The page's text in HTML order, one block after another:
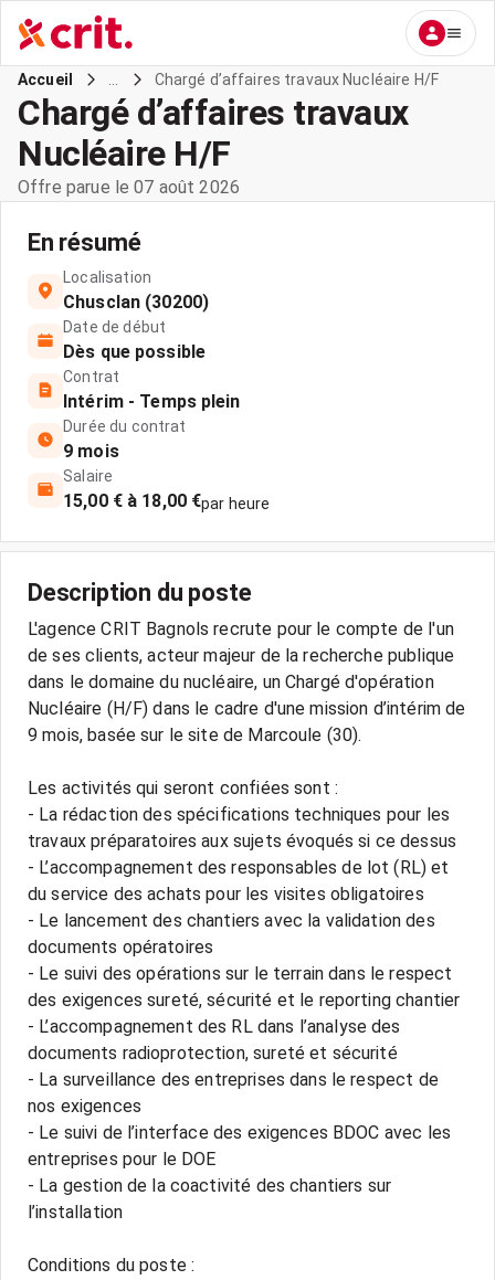
Accueil Chargé d’affaires travaux Nucléaire H/F
Chargé d’affaires travaux
Nucléaire H/F
Offre parue le 07 août 2026
En résumé
Localisation
Chusclan (30200)
Date de début
Dès que possible
Contrat
Intérim - Temps plein
Durée du contrat
9 mois
Salaire
15,00 € à 18,00 €par heure
Description du poste
L'agence CRIT Bagnols recrute pour le compte de l'un
de ses clients, acteur majeur de la recherche publique
dans le domaine du nucléaire, un Chargé d'opération
Nucléaire (H/F) dans le cadre d'une mission d’intérim de
9 mois, basée sur le site de Marcoule (30).
Les activités qui seront confiées sont :
- La rédaction des spécifications techniques pour les
travaux préparatoires aux sujets évoqués si ce dessus
- L’accompagnement des responsables de lot (RL) et
du service des achats pour les visites obligatoires
- Le lancement des chantiers avec la validation des
documents opératoires
- Le suivi des opérations sur le terrain dans le respect
des exigences sureté, sécurité et le reporting chantier
- L’accompagnement des RL dans l’analyse des
documents radioprotection, sureté et sécurité
- La surveillance des entreprises dans le respect de
nos exigences
- Le suivi de l’interface des exigences BDOC avec les
entreprises pour le DOE
- La gestion de la coactivité des chantiers sur
l’installation
Conditions du poste :